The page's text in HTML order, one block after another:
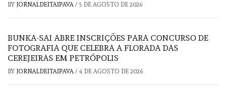
BY JORNALDEITAIPAVA / 5 DE AGOSTO DE 2026
BUNKA-SAI ABRE INSCRIÇÕES PARA CONCURSO DE
FOTOGRAFIA QUE CELEBRA A FLORADA DAS
CEREJEIRAS EM PETRÓPOLIS
BY JORNALDEITAIPAVA / 4 DE AGOSTO DE 2026